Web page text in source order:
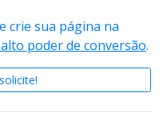
e crie sua página na
poder de conversão